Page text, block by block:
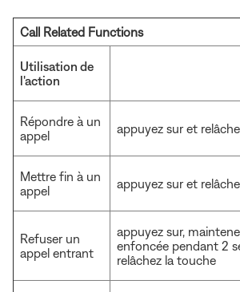
Call Related Functions
Utilisation de
l'action
Répondre à un
appel
appuyez sur et
Mettre fin à un
appel
appuyez sur et
Refuser un
appel entrant
appuyez sur,
enfoncée pendant 2
relâchez la touche